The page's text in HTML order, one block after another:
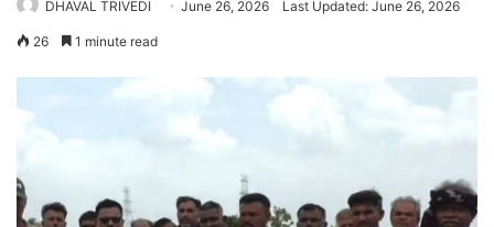
DHAVAL TRIVEDI June 26, 2026 Last Updated: June 26, 2026
26 1 minute read